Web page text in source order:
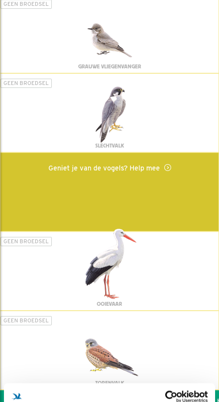
GEEN BROEDSEL
GRAUWE VLIEGENVANGER
GEEN BROEDSEL
SLECHTVALK
Geniet je van de vogels? Help mee
GEEN BROEDSEL
OOIEVAAR
GEEN BROEDSEL
TORENVALK